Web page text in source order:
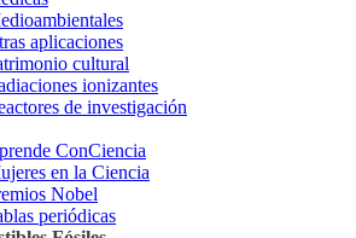
aplicaciones
cultural
ionizantes
de investigación
ConCiencia
en la Ciencia
Nobel
periódicas